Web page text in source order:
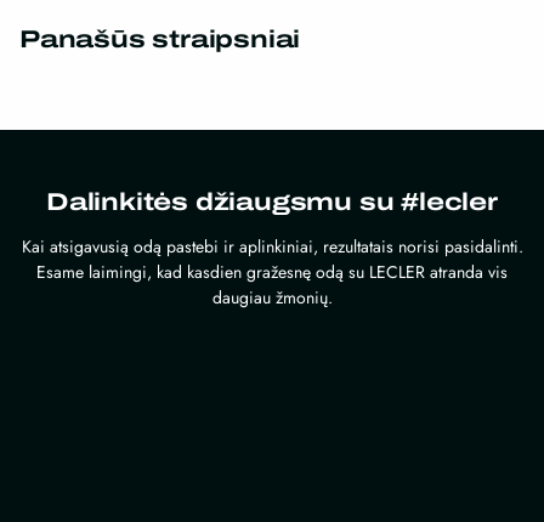
Panašūs straipsniai
Dalinkitės džiaugsmu su #lecler
Kai atsigavusią odą pastebi ir aplinkiniai, rezultatais norisi pasidalinti.
Esame laimingi, kad kasdien gražesnę odą su LECLER atranda vis
daugiau žmonių.